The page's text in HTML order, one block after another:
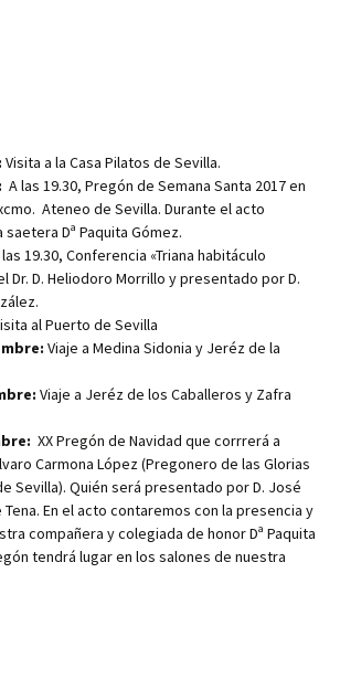
n
Visita a la Casa Pilatos de Sevilla.
A las 19.30, Pregón de Semana Santa 2017 en
Ateneo de Sevilla. Durante el acto
Dª Paquita Gómez.
las 19.30, Conferencia «Triana habitáculo
Dr. D. Heliodoro Morrillo y presentado por D.
al Puerto de Sevilla
Viaje a Medina Sidonia y Jeréz de la
Viaje a Jeréz de los Caballeros y Zafra
XX Pregón de Navidad que corrrerá a
Carmona López (Pregonero de las Glorias
Sevilla). Quién será presentado por D. José
Tena. En el acto contaremos con la presencia y
compañera y colegiada de honor Dª Paquita
tendrá lugar en los salones de nuestra